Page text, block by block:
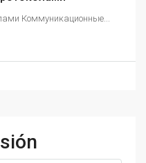
Коммуникационные...